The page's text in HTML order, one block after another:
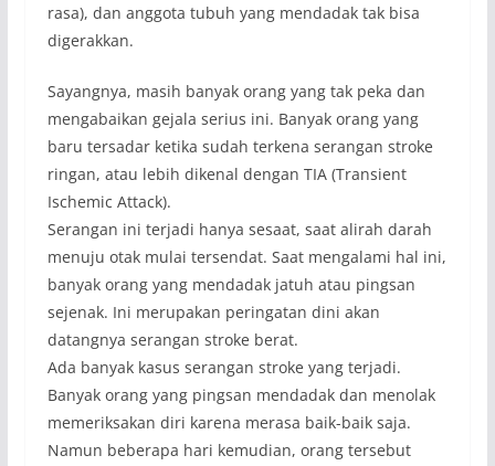
rasa), dan anggota tubuh yang mendadak tak bisa
digerakkan.
Sayangnya, masih banyak orang yang tak peka dan
mengabaikan gejala serius ini. Banyak orang yang
baru tersadar ketika sudah terkena serangan stroke
ringan, atau lebih dikenal dengan TIA (Transient
Ischemic Attack).
Serangan ini terjadi hanya sesaat, saat alirah darah
menuju otak mulai tersendat. Saat mengalami hal ini,
banyak orang yang mendadak jatuh atau pingsan
sejenak. Ini merupakan peringatan dini akan
datangnya serangan stroke berat.
Ada banyak kasus serangan stroke yang terjadi.
Banyak orang yang pingsan mendadak dan menolak
memeriksakan diri karena merasa baik-baik saja.
Namun beberapa hari kemudian, orang tersebut